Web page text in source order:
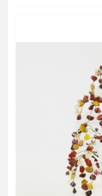
Дает дар
восстанавливает
останавливает
органы
прекрасно
укрепляет печень,
особое влияние на
Месторождения в
Восток, Урал и др.
Месторождения за
Германия, Чехия и др.